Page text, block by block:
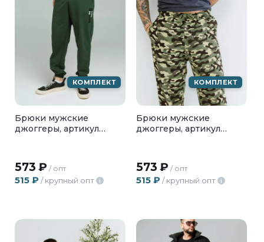
КОМПЛЕКТ
Брюки мужские
джоггеры, артикул
573 ₽ / опт
515 ₽ / крупный опт i
КОМПЛЕКТ
Брюки мужские
джоггеры, артикул
573 ₽ / опт
515 ₽ / крупный опт i